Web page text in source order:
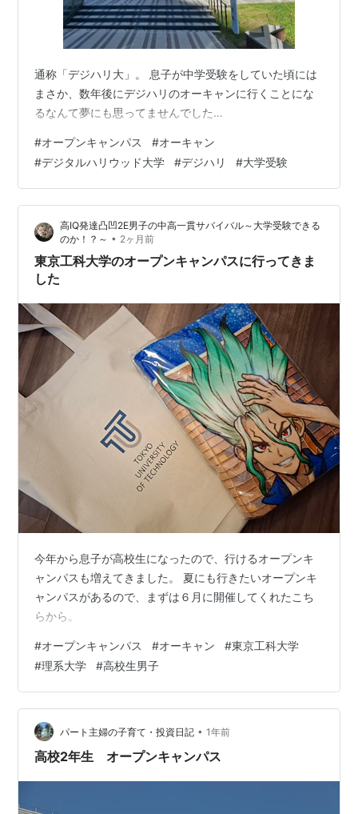
通称「デジハリ大」。 息子が中学受験をしていた頃には
まさか、数年後にデジハリのオーキャンに行くことにな
るなんて夢にも思ってませんでした…
#オープンキャンパス #オーキャン
#デジタルハリウッド大学 #デジハリ #大学受験
高IQ発達凸凹2E男子の中高一貫サバイバル～大学受験できる
のか！？～ • 2ヶ月前
東京工科大学のオープンキャンパスに行ってきま
した
今年から息子が高校生になったので、行けるオープンキ
ャンパスも増えてきました。 夏にも行きたいオープンキ
ャンパスがあるので、まずは６月に開催してくれたこち
らから。
#オープンキャンパス #オーキャン #東京工科大学
#理系大学 #高校生男子
パート主婦の子育て・投資日記 • 1年前
高校2年生 オープンキャンパス